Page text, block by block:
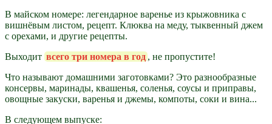
В майском номере: легендарное варенье из крыжовника с
вишнёвым листом, рецепт. Клюква на меду, тыквенный джем
с орехами, и другие рецепты.
Выходит всего три номера в год , не пропустите!
Что называют домашними заготовками? Это разнообразные
консервы, маринады, квашенья, соленья, соусы и приправы,
овощные закуски, варенья и джемы, компоты, соки и вина...
В следующем выпуске: